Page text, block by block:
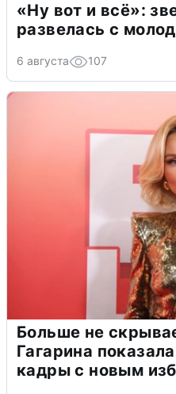
«Ну вот и всё»:
развелась с
6 августа 107
Больше не
Гагарина
кадры с новым